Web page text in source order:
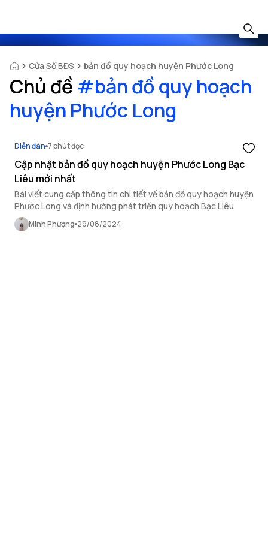
Cửa Sổ BĐS bản đồ quy hoạch huyện Phước Long
Chủ đề #bản đồ quy hoạch
huyện Phước Long
Diễn đàn 7 phút đọc
Cập nhật bản đồ quy hoạch huyện Phước Long Bạc
Liêu mới nhất
Bài viết cung cấp thông tin chi tiết về bản đồ quy hoạch huyện
Phước Long và định hướng phát triển quy hoạch Bạc Liêu
Minh Phượng 29/08/2024